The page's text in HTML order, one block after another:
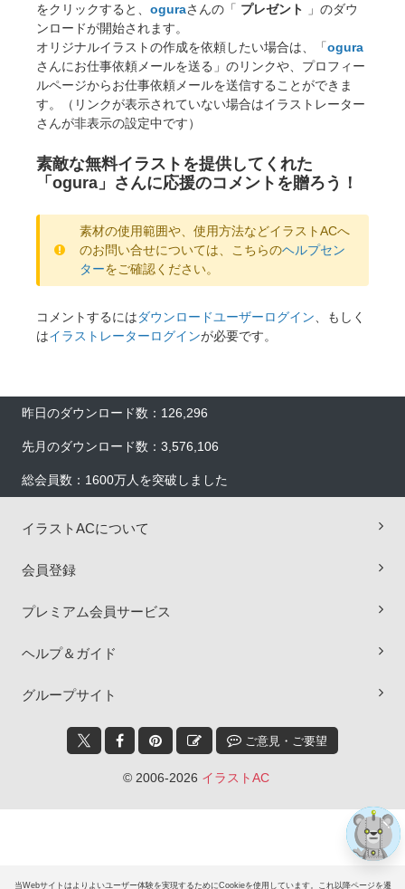
当Webサイトはよりよいユーザー体験を実現するためにCookieを使用しています。これ以降ページを遷
をクリックすると、 oguraさんの「 プレゼント
」のダウ
ンロードが開始されます。
オリジナルイラストの作成を依頼したい場合は、「ogura
さんにお仕事依頼メールを送る」のリンクや、プロフィー
ルページからお仕事依頼メールを送信することができま
す。（リンクが表示されていない場合はイラストレーター
さんが非表示の設定中です）
素敵な無料イラストを提供してくれた
「ogura」さんに応援のコメントを贈ろう！
素材の使用範囲や、使用方法などイラストACへ
のお問い合せについては、こちらのヘルプセン
ターをご確認ください。
コメントするにはダウンロードユーザーログイン 、もしく
はイラストレーターログインが必要です。
昨日のダウンロード数：126,296
先月のダウンロード数：3,576,106
総会員数：1600万人を突破しました
イラストACについて
会員登録
プレミアム会員サービス
ヘルプ＆ガイド
グループサイト
ご意見・ご要望
© 2006-2026 イラストAC